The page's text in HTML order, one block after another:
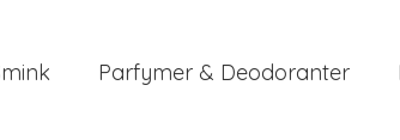
Parfymer & Deodoranter